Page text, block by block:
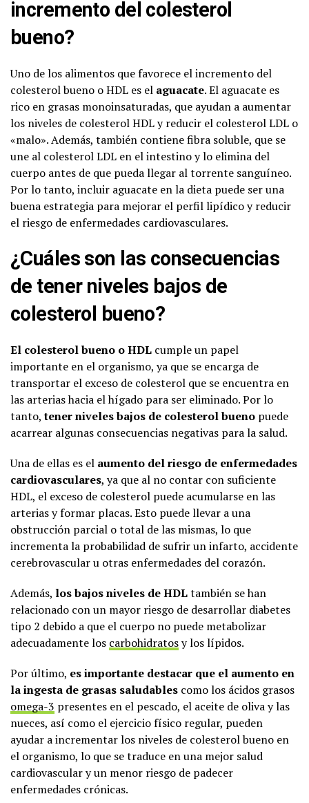
incremento del colesterol
bueno?
Uno de los alimentos que favorece el incremento del
colesterol bueno o HDL es el aguacate. El aguacate es
rico en grasas monoinsaturadas, que ayudan a aumentar
los niveles de colesterol HDL y reducir el colesterol LDL o
«malo». Además, también contiene fibra soluble, que se
une al colesterol LDL en el intestino y lo elimina del
cuerpo antes de que pueda llegar al torrente sanguíneo.
Por lo tanto, incluir aguacate en la dieta puede ser una
buena estrategia para mejorar el perfil lipídico y reducir
el riesgo de enfermedades cardiovasculares.
¿Cuáles son las consecuencias
de tener niveles bajos de
colesterol bueno?
El colesterol bueno o HDL cumple un papel
importante en el organismo, ya que se encarga de
transportar el exceso de colesterol que se encuentra en
las arterias hacia el hígado para ser eliminado. Por lo
tanto,tener niveles bajos de colesterol bueno puede
acarrear algunas consecuencias negativas para la salud.
Una de ellas es el aumento del riesgo de enfermedades
cardiovasculares, ya que al no contar con suficiente
HDL, el exceso de colesterol puede acumularse en las
arterias y formar placas. Esto puede llevar a una
obstrucción parcial o total de las mismas, lo que
incrementa la probabilidad de sufrir un infarto, accidente
cerebrovascular u otras enfermedades del corazón.
Además, los bajos niveles de HDLtambién se han
relacionado con un mayor riesgo de desarrollar diabetes
tipo 2 debido a que el cuerpo no puede metabolizar
adecuadamente los carbohidratosy los lípidos.
Por último, es importante destacar que el aumento en
la ingesta de grasas saludables como los ácidos grasos
omega-3 presentes en el pescado, el aceite de oliva y las
nueces, así como el ejercicio físico regular, pueden
ayudar a incrementar los niveles de colesterol bueno en
el organismo, lo que se traduce en una mejor salud
cardiovascular y un menor riesgo de padecer
enfermedades crónicas.